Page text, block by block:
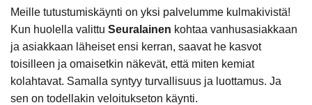
Meille tutustumiskäynti on yksi palvelumme kulmakivistä!
Kun huolella valittu Seuralainen kohtaa vanhusasiakkaan
ja asiakkaan läheiset ensi kerran, saavat he kasvot
toisilleen ja omaisetkin näkevät, että miten kemiat
kolahtavat. Samalla syntyy turvallisuus ja luottamus. Ja
sen on todellakin veloitukseton käynti.